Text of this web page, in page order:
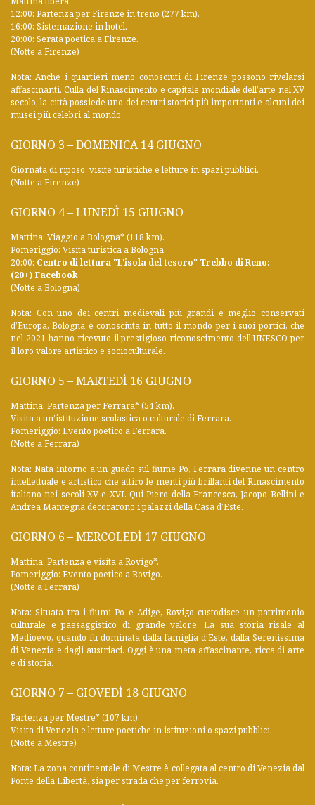
12:00: Partenza per Firenze in treno (277 km).
16:00: Sistemazione in hotel.
20:00: Serata poetica a Firenze.
(Notte a Firenze)
Nota: Anche i quartieri meno conosciuti di Firenze possono rivelarsi
affascinanti. Culla del Rinascimento e capitale mondiale dell’arte nel XV
secolo, la città possiede uno dei centri storici più importanti e alcuni dei
musei più celebri al mondo.
GIORNO 3 – DOMENICA 14 GIUGNO
Giornata di riposo, visite turistiche e letture in spazi pubblici.
(Notte a Firenze)
GIORNO 4 – LUNEDÌ 15 GIUGNO
Mattina: Viaggio a Bologna* (118 km).
Pomeriggio: Visita turistica a Bologna.
20:00: Centro di lettura "L'isola del tesoro" Trebbo di Reno:
(20+) Facebook
(Notte a Bologna)
Nota: Con uno dei centri medievali più grandi e meglio conservati
d’Europa, Bologna è conosciuta in tutto il mondo per i suoi portici, che
nel 2021 hanno ricevuto il prestigioso riconoscimento dell’UNESCO per
il loro valore artistico e socioculturale.
GIORNO 5 – MARTEDÌ 16 GIUGNO
Mattina: Partenza per Ferrara* (54 km).
Visita a un’istituzione scolastica o culturale di Ferrara.
Pomeriggio: Evento poetico a Ferrara.
(Notte a Ferrara)
Nota: Nata intorno a un guado sul fiume Po, Ferrara divenne un centro
intellettuale e artistico che attirò le menti più brillanti del Rinascimento
italiano nei secoli XV e XVI. Qui Piero della Francesca, Jacopo Bellini e
Andrea Mantegna decorarono i palazzi della Casa d’Este.
GIORNO 6 – MERCOLEDÌ 17 GIUGNO
Mattina: Partenza e visita a Rovigo*.
Pomeriggio: Evento poetico a Rovigo.
(Notte a Ferrara)
Nota: Situata tra i fiumi Po e Adige, Rovigo custodisce un patrimonio
culturale e paesaggistico di grande valore. La sua storia risale al
Medioevo, quando fu dominata dalla famiglia d’Este, dalla Serenissima
di Venezia e dagli austriaci. Oggi è una meta affascinante, ricca di arte
e di storia.
GIORNO 7 – GIOVEDÌ 18 GIUGNO
Partenza per Mestre* (107 km).
Visita di Venezia e letture poetiche in istituzioni o spazi pubblici.
(Notte a Mestre)
Nota: La zona continentale di Mestre è collegata al centro di Venezia dal
Ponte della Libertà, sia per strada che per ferrovia.